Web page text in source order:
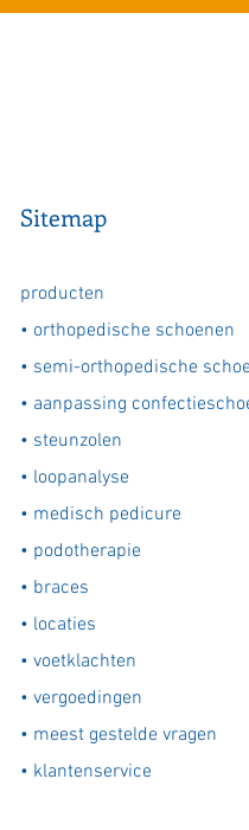
Sitemap
producten
• orthopedische schoenen
• semi-orthopedische
• aanpassing
• steunzolen
• loopanalyse
• medisch pedicure
• podotherapie
• braces
• locaties
• voetklachten
• vergoedingen
• meest gestelde vragen
• klantenservice